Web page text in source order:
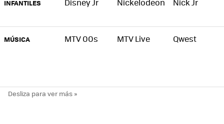
INFANTILES Disney Jr Nickelodeon Nick Jr
MÚSICA MTV 00s MTV Live Qwest